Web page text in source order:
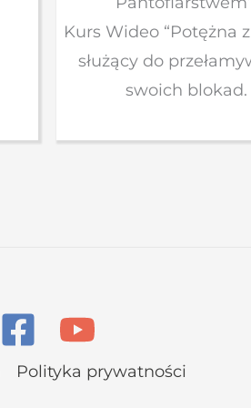
Kurs Wideo “Potężna
służący do
swoich blokad.
Polityka prywatności